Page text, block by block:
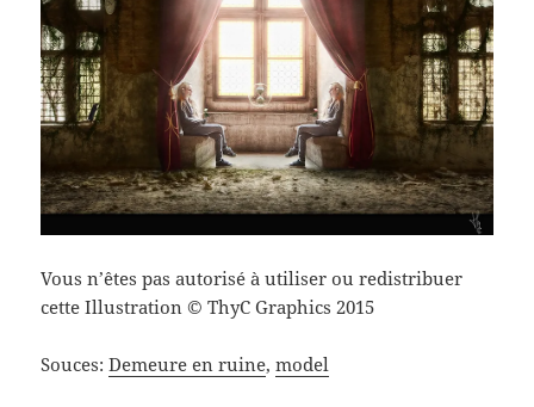
Vous n’êtes pas autorisé à utiliser ou redistribuer
cette Illustration © ThyC Graphics 2015
Souces:Demeure en ruine,model